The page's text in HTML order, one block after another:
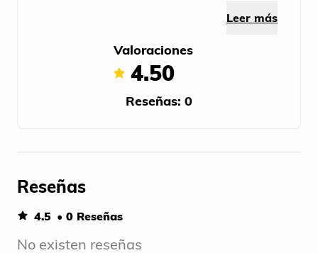
Leer más
Valoraciones
4.50
Reseñas: 0
Reseñas
4.5 • 0 Reseñas
No existen reseñas